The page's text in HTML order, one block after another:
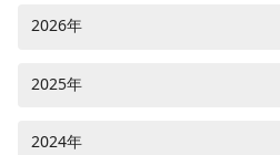
2026年
2025年
2024年